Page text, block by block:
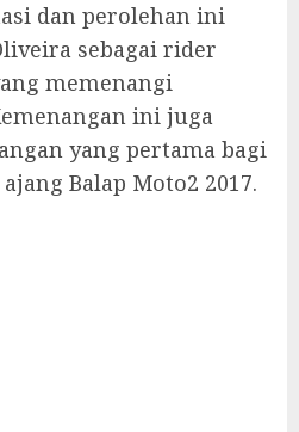
dan perolehan ini
sebagai rider
memenangi
ini juga
yang pertama bagi
Balap Moto2 2017.